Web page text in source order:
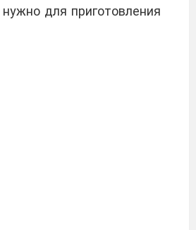
для приготовления